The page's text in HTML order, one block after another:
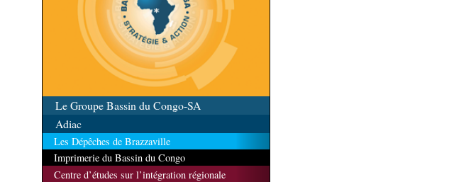
Le Groupe Bassin du Congo-SA
Adiac
Les Dépêches de Brazzaville
Imprimerie du Bassin du Congo
Centre d’études sur l’intégration régionale